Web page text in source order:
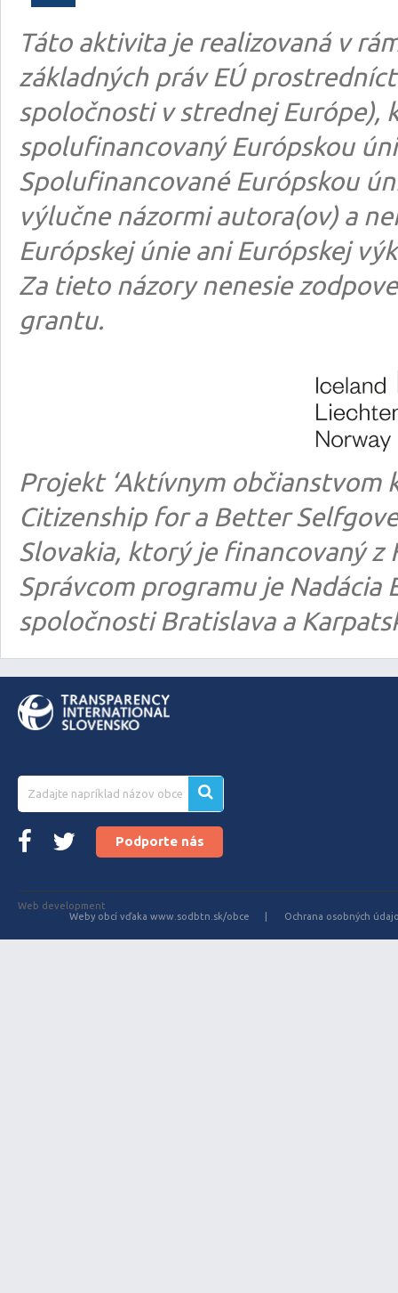
Táto aktivita je realizovaná v
základných práv EÚ
spoločnosti v strednej Európe),
spolufinancovaný Európskou
Spolufinancované Európskou
výlučne názormi autora(ov) a
Európskej únie ani Európskej
Za tieto názory nenesie
grantu.
Projekt ‘Aktívnym občianstvom
Citizenship for a Better
Slovakia, ktorý je financovaný z
Správcom programu je
spoločnosti Bratislava a
Podporte nás
Web development
Weby obcí vďaka www.sodbtn.sk/obce
Ochrana osobných